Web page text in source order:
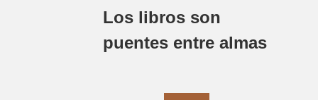
Los libros son
puentes entre almas